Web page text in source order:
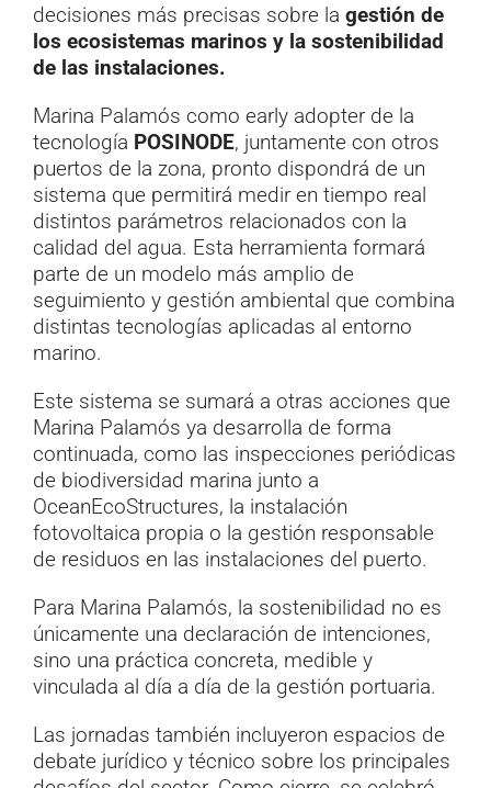
decisiones más precisas sobre la gestión de
los ecosistemas marinos y la sostenibilidad
de las instalaciones.
Marina Palamós como early adopter de la
tecnología POSINODE, juntamente con otros
puertos de la zona, pronto dispondrá de un
sistema que permitirá medir en tiempo real
distintos parámetros relacionados con la
calidad del agua. Esta herramienta formará
parte de un modelo más amplio de
seguimiento y gestión ambiental que combina
distintas tecnologías aplicadas al entorno
marino.
Este sistema se sumará a otras acciones que
Marina Palamós ya desarrolla de forma
continuada, como las inspecciones periódicas
de biodiversidad marina junto a
OceanEcoStructures, la instalación
fotovoltaica propia o la gestión responsable
de residuos en las instalaciones del puerto.
Para Marina Palamós, la sostenibilidad no es
únicamente una declaración de intenciones,
sino una práctica concreta, medible y
vinculada al día a día de la gestión portuaria.
Las jornadas también incluyeron espacios de
debate jurídico y técnico sobre los principales